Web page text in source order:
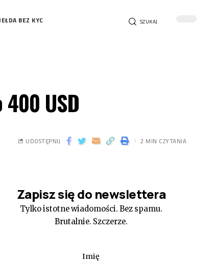
BEZ KYC SZUKAJ
USD
UDOSTĘPNIJ 2 MIN CZYTANIA
Zapisz się do newslettera
Tylko istotne wiadomości. Bez spamu.
Brutalnie. Szczerze.
Imię